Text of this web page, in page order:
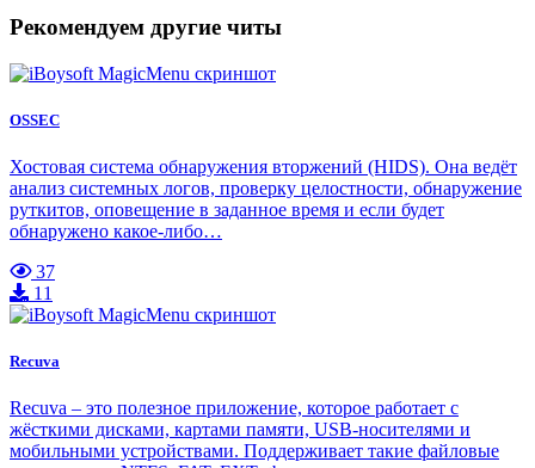
Рекомендуем другие читы
OSSEC
Хостовая система обнаружения вторжений (HIDS). Она ведёт
анализ системных логов, проверку целостности, обнаружение
руткитов, оповещение в заданное время и если будет
обнаружено какое-либо…
37
11
Recuva
Recuva – это полезное приложение, которое работает с
жёсткими дисками, картами памяти, USB-носителями и
мобильными устройствами. Поддерживает такие файловые